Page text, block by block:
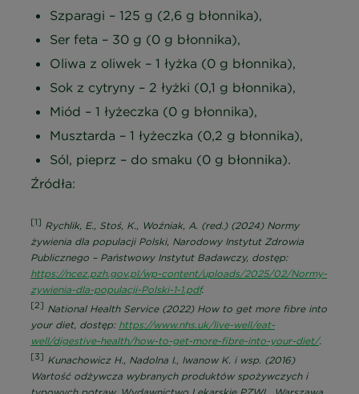
Szparagi – 125 g (2,6 g błonnika),
Ser feta – 30 g (0 g błonnika),
Oliwa z oliwek – 1 łyżka (0 g błonnika),
Sok z cytryny – 2 łyżki (0,1 g błonnika),
Miód – 1 łyżeczka (0 g błonnika),
Musztarda – 1 łyżeczka (0,2 g błonnika),
Sól, pieprz – do smaku (0 g błonnika).
Źródła:
[1] Rychlik, E., Stoś, K., Woźniak, A. (red.) (2024) Normy
żywienia dla populacji Polski, Narodowy Instytut Zdrowia
Publicznego – Państwowy Instytut Badawczy, dostęp:
https://ncez.pzh.gov.pl/wp-content/uploads/2025/02/Normy-
zywienia-dla-populacji-Polski-1-1.pdf.
[2] National Health Service (2022) How to get more fibre into
your diet, dostęp: https://www.nhs.uk/live-well/eat-
well/digestive-health/how-to-get-more-fibre-into-your-diet/.
[3] Kunachowicz H., Nadolna I., Iwanow K. i wsp. (2016)
Wartość odżywcza wybranych produktów spożywczych i